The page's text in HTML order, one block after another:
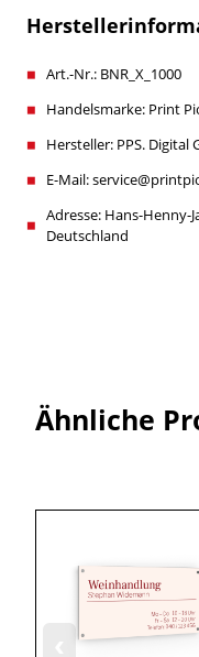
Art.-Nr.: BNR_X_1000
Handelsmarke: Print
Hersteller: PPS. Digital
E-Mail:
Adresse: Hans-Henny-
Deutschland
Ähnliche